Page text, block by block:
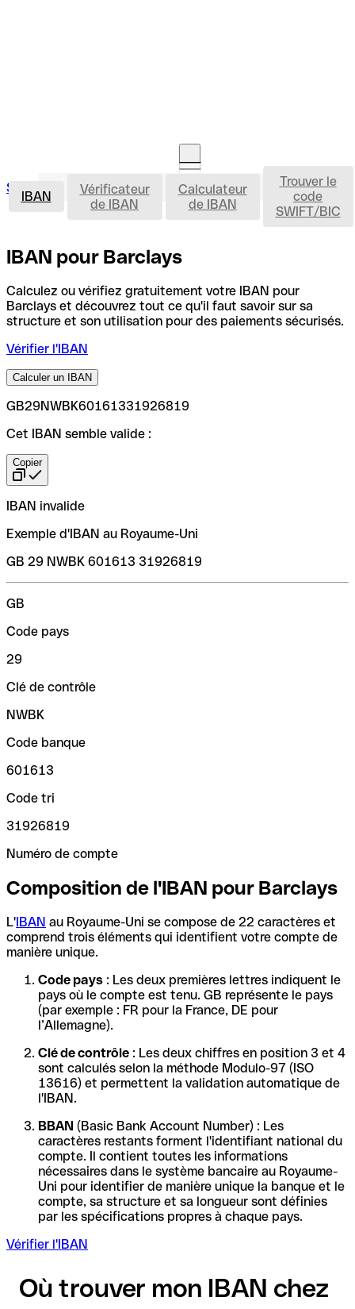
Se connecterOuvrir un compte IBAN
IBAN
Vérificateur
de IBAN
Calculateur
de IBAN
Trouver le
code
SWIFT/BIC
IBAN pour Barclays
Calculez ou vérifiez gratuitement votre IBAN pour
Barclays et découvrez tout ce qu'il faut savoir sur sa
structure et son utilisation pour des paiements sécurisés.
Vérifier l'IBAN
Calculer un IBAN
GB29NWBK60161331926819
Cet IBAN semble valide :
Copier
IBAN invalide
Exemple d'IBAN au Royaume-Uni
GB 29 NWBK 601613 31926819
GB
Code pays
29
Clé de contrôle
NWBK
Code banque
601613
Code tri
31926819
Numéro de compte
Composition de l'IBAN pour Barclays
L'IBAN au Royaume-Uni se compose de 22 caractères et
comprend trois éléments qui identifient votre compte de
manière unique.
Code pays : Les deux premières lettres indiquent le
pays où le compte est tenu. GB représente le pays
(par exemple : FR pour la France, DE pour
l’Allemagne).
Clé de contrôle : Les deux chiffres en position 3 et 4
sont calculés selon la méthode Modulo-97 (ISO
13616) et permettent la validation automatique de
l'IBAN.
BBAN (Basic Bank Account Number) : Les
caractères restants forment l'identifiant national du
compte. Il contient toutes les informations
nécessaires dans le système bancaire au Royaume-
Uni pour identifier de manière unique la banque et le
compte, sa structure et sa longueur sont définies
par les spécifications propres à chaque pays.
Vérifier l'IBAN
Où trouver mon IBAN chez